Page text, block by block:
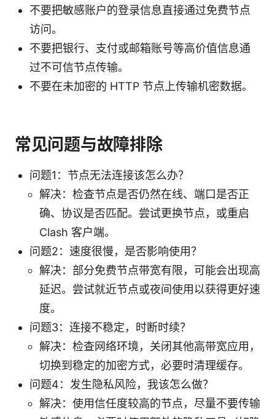
不要把敏感账户的登录信息直接通过免费节点
访问。
不要把银行、支付或邮箱账号等高价值信息通
过不可信节点传输。
不要在未加密的 HTTP 节点上传输机密数据。
常见问题与故障排除
问题1：节点无法连接该怎么办？
解决：检查节点是否仍然在线、端口是否正
确、协议是否匹配。尝试更换节点，或重启
Clash 客户端。
问题2：速度很慢，是否影响使用？
解决：部分免费节点带宽有限，可能会出现高
延迟。尝试就近节点或夜间使用以获得更好速
度。
问题3：连接不稳定，时断时续？
解决：检查网络环境，关闭其他高带宽应用，
切换到稳定的加密方式，必要时清理缓存。
问题4：发生隐私风险，我该怎么做？
解决：使用信任度较高的节点，尽量不要传输